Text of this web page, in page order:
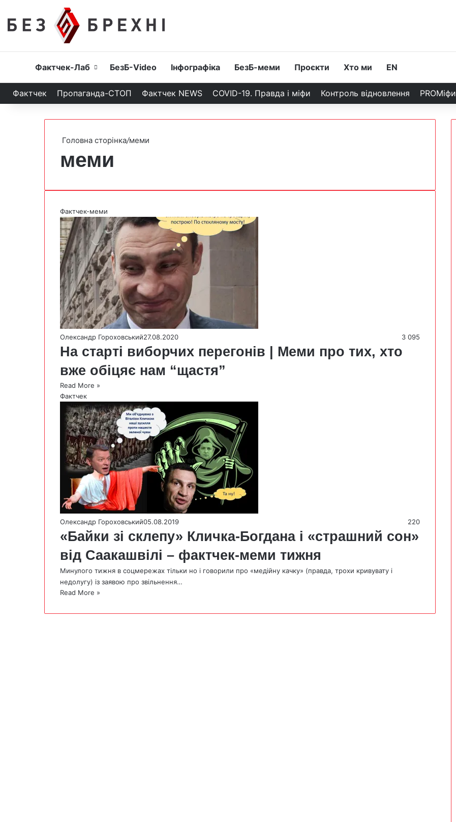
Головна
Фактчек-Лаб БезБ-Video Інфографіка БезБ-меми Проєкти Хто ми EN
Фактчек Пропаганда-СТОП Фактчек NEWS COVID-19. Правда і міфи Контроль відновлення PROМіфи
Головна сторінка/меми
меми
Фактчек-меми
Олександр Гороховський27.08.2020 3 095
На старті виборчих перегонів | Меми про тих, хто
вже обіцяє нам “щастя”
Read More »
Фактчек
Олександр Гороховський05.08.2019 220
«Байки зі склепу» Кличка-Богдана і «страшний сон»
від Саакашвілі – фактчек-меми тижня
Минулого тижня в соцмережах тільки но і говорили про «медійну качку» (правда, трохи кривувату і
недолугу) із заявою про звільнення…
Read More »